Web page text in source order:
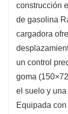
construcción
de gasolina
cargadora
un control
goma
el suelo y
Equipada